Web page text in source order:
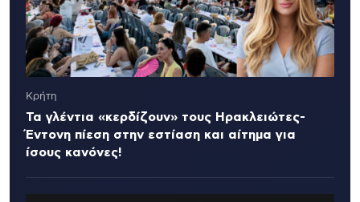
Κρήτη
Τα γλέντια «κερδίζουν» τους Ηρακλειώτες-
Έντονη πίεση στην εστίαση και αίτημα για
ίσους κανόνες!